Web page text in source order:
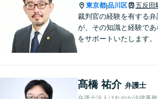
東京都|品川区 五反田
裁判官の経験を有する弁
が、その知識と経験であ
をサポートいたします。
髙橋 祐介 弁護士